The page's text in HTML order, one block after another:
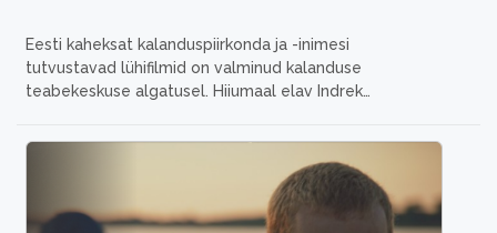
Eesti kaheksat kalanduspiirkonda ja -inimesi
tutvustavad lühifilmid on valminud kalanduse
teabekeskuse algatusel. Hiiumaal elav Indrek
kalastus ja kalapüügiga seonduv. Alles siis tuleb
pereelu. Mehel on raugematu huvi ka vanatehnika
vastu. Nii on ta Lõuna-Eestist Eesti kaugemaisse otsa
vedanud bussi, mille restaureerimisega teeb ta ...